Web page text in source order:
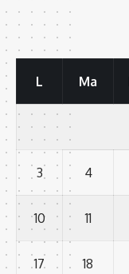
L Ma
3 4
10 11
17 18